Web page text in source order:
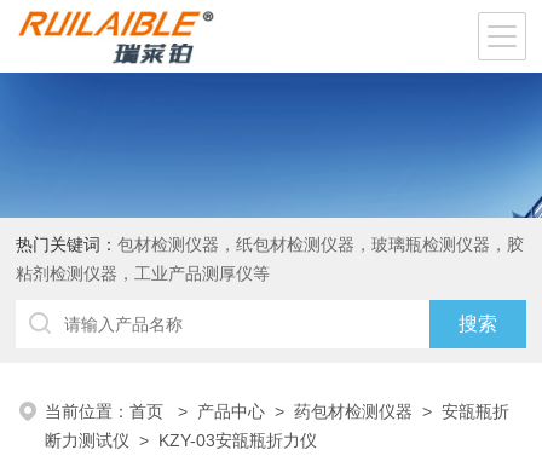
热门关键词：包材检测仪器，纸包材检测仪器，玻璃瓶检测仪器，胶
粘剂检测仪器，工业产品测厚仪等
当前位置：首页 > 产品中心 >药包材检测仪器 >安瓿瓶折
断力测试仪 > KZY-03安瓿瓶折力仪